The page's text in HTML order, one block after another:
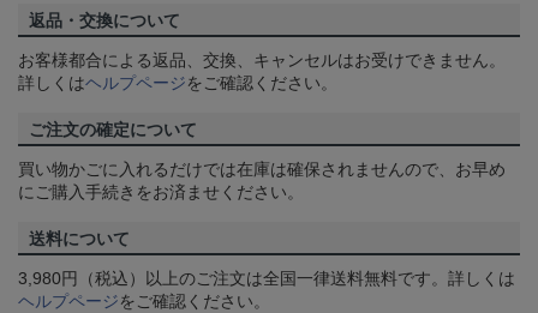
返品・交換について
お客様都合による返品、交換、キャンセルはお受けできません。
詳しくはヘルプページをご確認ください。
ご注文の確定について
買い物かごに入れるだけでは在庫は確保されませんので、お早め
にご購入手続きをお済ませください。
送料について
3,980円（税込）以上のご注文は全国一律送料無料です。詳しくは
ヘルプページをご確認ください。